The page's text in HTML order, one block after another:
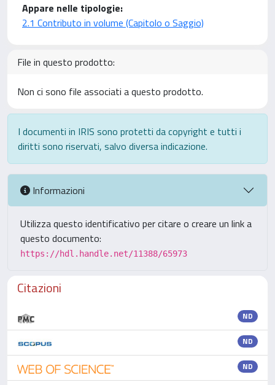
Appare nelle tipologie:
2.1 Contributo in volume (Capitolo o Saggio)
File in questo prodotto:
Non ci sono file associati a questo prodotto.
I documenti in IRIS sono protetti da copyright e tutti i
diritti sono riservati, salvo diversa indicazione.
Informazioni
Utilizza questo identificativo per citare o creare un link a
questo documento:
https://hdl.handle.net/11388/65973
Citazioni
ND
ND
ND